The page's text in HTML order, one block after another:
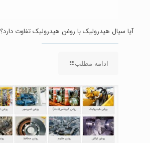
آیا سیال هیدرولیک با روغن هیدرولیک تفاوت دارد؟
ادامه مطلب